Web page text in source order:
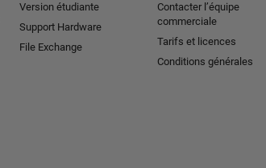
Version étudiante
Support Hardware
File Exchange
Contacter l’équipe
commerciale
Tarifs et licences
Conditions générales